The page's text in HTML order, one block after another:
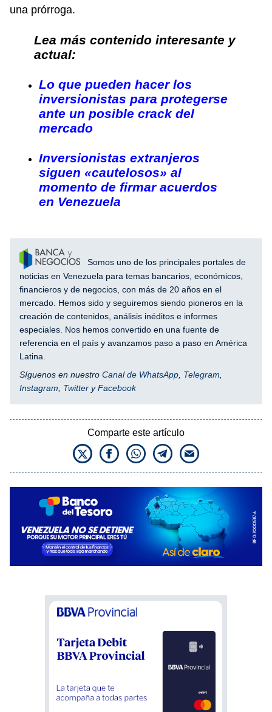
una prórroga.
Lea más contenido interesante y
actual:
Lo que pueden hacer los
inversionistas para protegerse
ante un posible crack del
mercado
Inversionistas extranjeros
siguen «cautelosos» al
momento de firmar acuerdos
en Venezuela
Somos uno de los principales portales de
noticias en Venezuela para temas bancarios, económicos,
financieros y de negocios, con más de 20 años en el
mercado. Hemos sido y seguiremos siendo pioneros en la
creación de contenidos, análisis inéditos e informes
especiales. Nos hemos convertido en una fuente de
referencia en el país y avanzamos paso a paso en América
Latina.
Síguenos en nuestro Canal de WhatsApp Telegram
Instagram
Twitter yFacebook
Comparte este artículo